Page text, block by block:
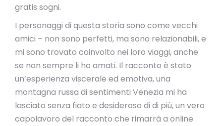
gratis sogni.
I personaggi di questa storia sono come vecchi
amici – non sono perfetti, ma sono relazionabili, e
mi sono trovato coinvolto nei loro viaggi, anche
se non sempre li ho amati. Il racconto è stato
un’esperienza viscerale ed emotiva, una
montagna russa di sentimenti Venezia mi ha
lasciato senza fiato e desideroso di di più, un vero
capolavoro del racconto che rimarrà a online